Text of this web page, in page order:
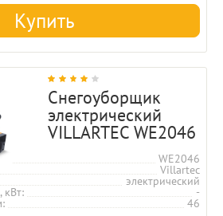
Купить
Снегоуборщик
электрический
VILLARTEC WE2046
WE2046
Villartec
электрический
кВт -
46